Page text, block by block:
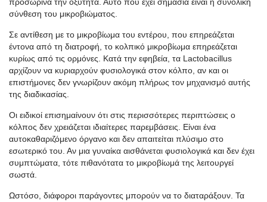
προσωρινά την οξύτητα. Αυτό που έχει σημασία είναι η συνολική
σύνθεση του μικροβιώματος.
Σε αντίθεση με το μικροβίωμα του εντέρου, που επηρεάζεται
έντονα από τη διατροφή, το κολπικό μικροβίωμα επηρεάζεται
κυρίως από τις ορμόνες. Κατά την εφηβεία, τα Lactobacillus
αρχίζουν να κυριαρχούν φυσιολογικά στον κόλπο, αν και οι
επιστήμονες δεν γνωρίζουν ακόμη πλήρως τον μηχανισμό αυτής
της διαδικασίας.
Οι ειδικοί επισημαίνουν ότι στις περισσότερες περιπτώσεις ο
κόλπος δεν χρειάζεται ιδιαίτερες παρεμβάσεις. Είναι ένα
αυτοκαθαριζόμενο όργανο και δεν απαιτείται πλύσιμο στο
εσωτερικό του. Αν μια γυναίκα αισθάνεται φυσιολογικά και δεν έχει
συμπτώματα, τότε πιθανότατα το μικροβίωμά της λειτουργεί
σωστά.
Ωστόσο, διάφοροι παράγοντες μπορούν να το διαταράξουν. Τα